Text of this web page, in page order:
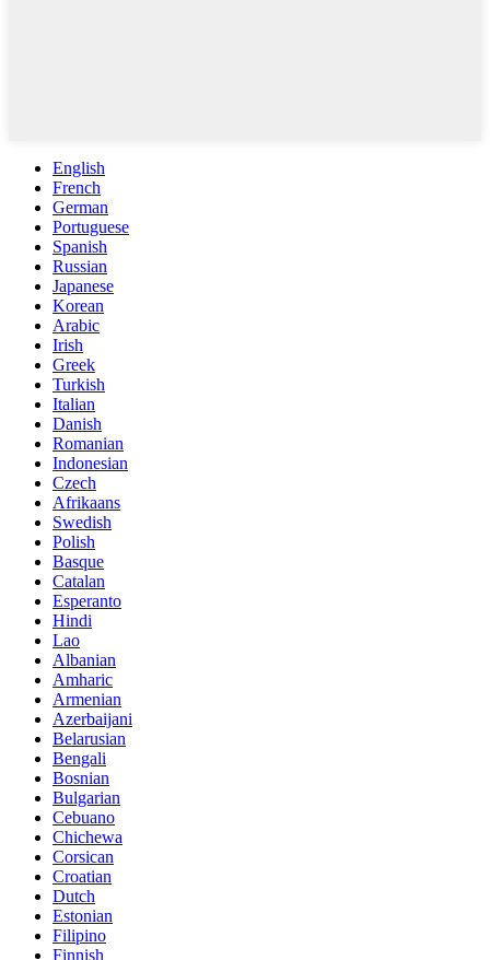
English
French
German
Portuguese
Spanish
Russian
Japanese
Korean
Arabic
Irish
Greek
Turkish
Italian
Danish
Romanian
Indonesian
Czech
Afrikaans
Swedish
Polish
Basque
Catalan
Esperanto
Hindi
Lao
Albanian
Amharic
Armenian
Azerbaijani
Belarusian
Bengali
Bosnian
Bulgarian
Cebuano
Chichewa
Corsican
Croatian
Dutch
Estonian
Filipino
Finnish